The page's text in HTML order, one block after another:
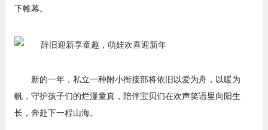
下帷幕。
新的一年，私立一种附小衔接部将依旧以爱为舟，以暖为
帆，守护孩子们的烂漫童真，陪伴宝贝们在欢声笑语里向阳生
长，奔赴下一程山海。